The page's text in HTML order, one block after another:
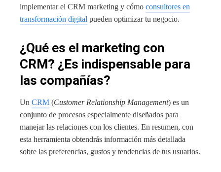
implementar el CRM marketing y cómo consultores en
transformación digital pueden optimizar tu negocio.
¿Qué es el marketing con
CRM? ¿Es indispensable para
las compañías?
Un CRM (Customer Relationship Management) es un
conjunto de procesos especialmente diseñados para
manejar las relaciones con los clientes. En resumen, con
esta herramienta obtendrás información más detallada
sobre las preferencias, gustos y tendencias de tus usuarios.